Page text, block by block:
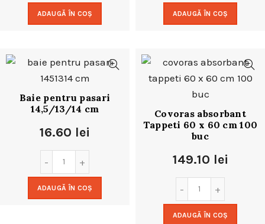
ADAUGĂ ÎN COȘ ADAUGĂ ÎN COȘ
Baie pentru pasari
14,5/13/14 cm
16.60 lei
ADAUGĂ ÎN COȘ
Covoras absorbant
Tappeti 60 x 60 cm 100
buc
149.10 lei
ADAUGĂ ÎN COȘ